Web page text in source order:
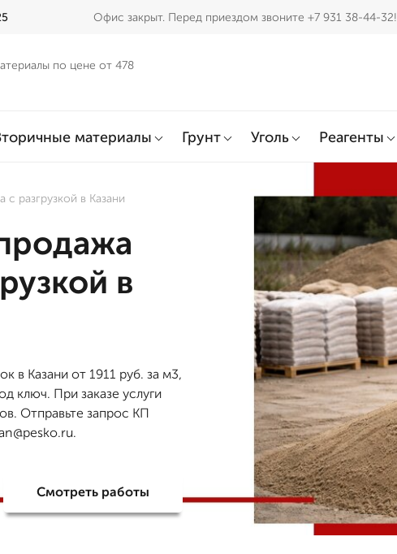
Офис закрыт. Перед приездом звоните +7 931 38-44-32!
по цене от 478
материалы Грунт Уголь Реагенты
разгрузкой в Казани
в
в Казани от 1911 руб. за м3,
ключ. При заказе услуги
Отправьте запрос КП
Смотреть работы